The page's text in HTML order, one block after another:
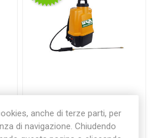
Pompa a zaino elettrica 12
litri BENZA
€149,50
anche di terze parti, per
di navigazione. Chiudendo